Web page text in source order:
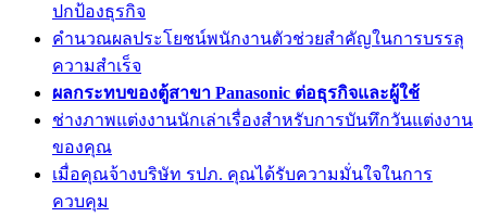
ปกป้องธุรกิจ
คำนวณผลประโยชน์พนักงานตัวช่วยสำคัญในการบรรลุ
ความสำเร็จ
ผลกระทบของตู้สาขา Panasonic ต่อธุรกิจและผู้ใช้
ช่างภาพแต่งงานนักเล่าเรื่องสำหรับการบันทึกวันแต่งงาน
ของคุณ
เมื่อคุณจ้างบริษัท รปภ. คุณได้รับความมั่นใจในการ
ควบคุม